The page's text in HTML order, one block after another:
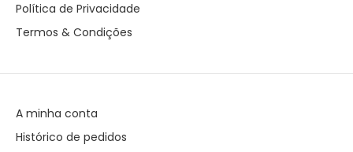
Política de Privacidade
Termos & Condições
A minha conta
Histórico de pedidos